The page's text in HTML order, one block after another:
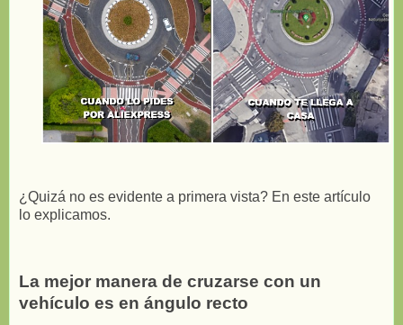
¿Quizá no es evidente a primera vista? En este artículo
lo explicamos.
La mejor manera de cruzarse con un
vehículo es en ángulo recto